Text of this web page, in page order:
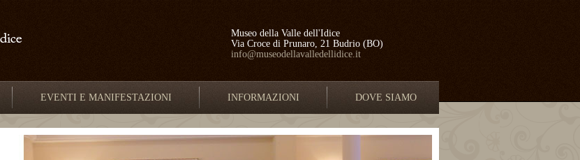
Museo della Valle dell'Idice
Via Croce di Prunaro, 21 Budrio (BO)
info@museodellavalledellidice.it
EVENTI E MANIFESTAZIONI INFORMAZIONI DOVE SIAMO